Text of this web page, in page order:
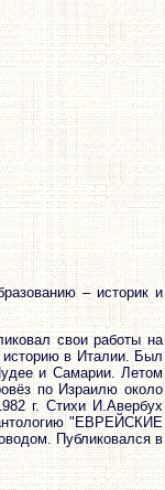
– историк и
свои работы на
историю в Италии. Был
и Самарии. Летом
по Израилю около
г. Стихи И.Авербух
"ЕВРЕЙСКИЕ
Публиковался в